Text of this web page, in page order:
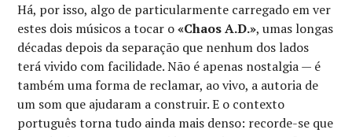
Há, por isso, algo de particularmente carregado em ver
estes dois músicos a tocar o«Chaos A.D.», umas longas
décadas depois da separação que nenhum dos lados
terá vivido com facilidade. Não é apenas nostalgia — é
também uma forma de reclamar, ao vivo, a autoria de
um som que ajudaram a construir. E o contexto
português torna tudo ainda mais denso: recorde-se que